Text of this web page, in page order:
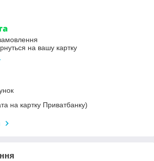
на вашу картку
на картку Приватбанку)